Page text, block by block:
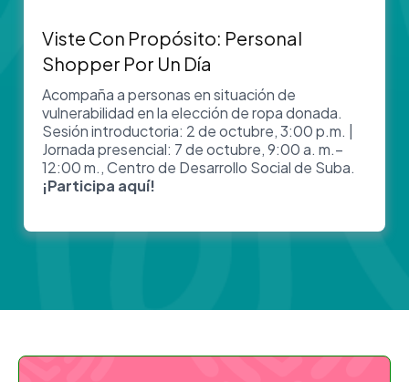
Viste Con Propósito: Personal
Shopper Por Un Día
Acompaña a personas en situación de
vulnerabilidad en la elección de ropa donada.
Sesión introductoria: 2 de octubre, 3:00 p.m. |
Jornada presencial: 7 de octubre, 9:00 a. m.–
12:00 m., Centro de Desarrollo Social de Suba.
¡Participa aquí!